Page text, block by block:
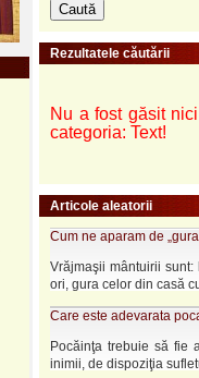
Rezultatele căutării
Nu a fost găsit
categoria: Text!
Articole aleatorii
Cum ne aparam de
Vrăjmaşii mântuirii
ori, gura celor din casă
Care este adevarata
Pocăinţa trebuie să fie
inimii, de dispoziţia